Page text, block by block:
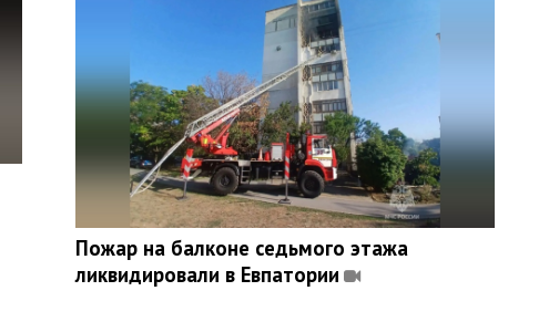
Пожар на балконе седьмого этажа
ликвидировали в Евпатории